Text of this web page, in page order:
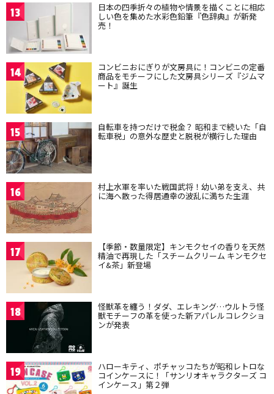
13 日本の四季折々の植物や情景を描くことに相応
しい色を集めた水彩色鉛筆『色辞典』が新発
売！
14 コンビニおにぎりが文房具に！コンビニの定番
商品をモチーフにした文房具シリーズ『ジムマ
ート』誕生
15 自転車を持つだけで税金？ 昭和まで続いた「自
転車税」の意外な歴史と脱税が横行した理由
16 村上水軍を率いた戦国武将！幼い弟を支え、共
に海へ散った得居通幸の波乱に満ちた生涯
17 【季節・数量限定】キンモクセイの香りを天然
精油で再現した「スチームクリーム キンモクセ
イ&茶」新登場
18 怪獣革を纏う！ダダ、エレキング…ウルトラ怪
獣モチーフの革を使った新アパレルコレクショ
ンが発表
19 ハローキティ、ポチャッコたちが昭和レトロな
コインケースに！「サンリオキャラクターズ コ
インケース」第２弾